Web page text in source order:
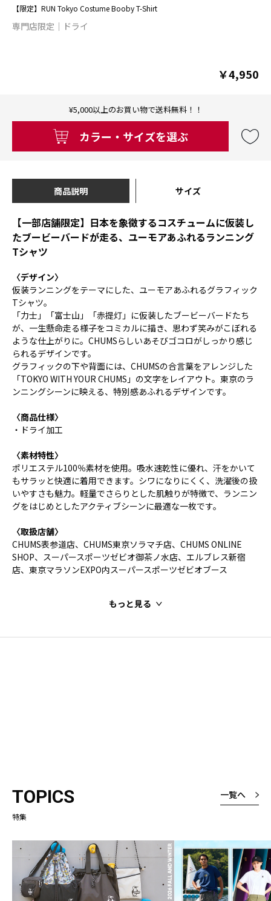
【限定】RUN Tokyo Costume Booby T-Shirt
専門店限定 ドライ
￥4,950
¥5,000以上のお買い物で送料無料！！
カラー・サイズを選ぶ
商品説明 サイズ
【一部店舗限定】日本を象徴するコスチュームに仮装し
たブービーバードが走る、ユーモアあふれるランニング
Tシャツ
〈デザイン〉
仮装ランニングをテーマにした、ユーモアあふれるグラフィック
Tシャツ。
「力士」「富士山」「赤提灯」に仮装したブービーバードたち
が、一生懸命走る様子をコミカルに描き、思わず笑みがこぼれる
ような仕上がりに。CHUMSらしいあそびゴコロがしっかり感じ
られるデザインです。
グラフィックの下や背面には、CHUMSの合言葉をアレンジした
「TOKYO WITH YOUR CHUMS」の文字をレイアウト。東京のラ
ンニングシーンに映える、特別感あふれるデザインです。
〈商品仕様〉
・ドライ加工
〈素材特性〉
ポリエステル100％素材を使用。吸水速乾性に優れ、汗をかいて
もサラッと快適に着用できます。シワになりにくく、洗濯後の扱
いやすさも魅力。軽量でさらりとした肌触りが特徴で、ランニン
グをはじめとしたアクティブシーンに最適な一枚です。
〈取扱店舗〉
CHUMS表参道店、CHUMS東京ソラマチ店、CHUMS ONLINE
SHOP、スーパースポーツゼビオ御茶ノ水店、エルブレス新宿
店、東京マラソンEXPO内スーパースポーツゼビオブース
もっと見る
TOPICS
特集
一覧へ